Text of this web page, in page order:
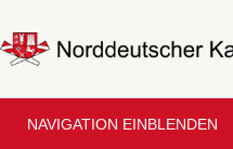
NAVIGATION EINBLENDEN